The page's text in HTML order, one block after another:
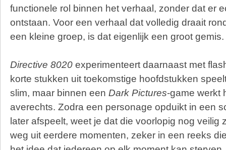
functionele rol binnen het verhaal, zonder dat er
ontstaan. Voor een verhaal dat volledig draait
een kleine groep, is dat eigenlijk een groot gemis.
Directive 8020 experimenteert daarnaast met
korte stukken uit toekomstige hoofdstukken
slim, maar binnen een Dark Pictures-game werkt
averechts. Zodra een personage opduikt in een
later afspeelt, weet je dat die voorlopig nog veilig
weg uit eerdere momenten, zeker in een reeks